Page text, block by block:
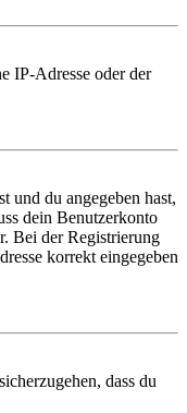
IP-Adresse oder der
und du angegeben hast,
dein Benutzerkonto
Bei der Registrierung
korrekt eingegeben
dass du